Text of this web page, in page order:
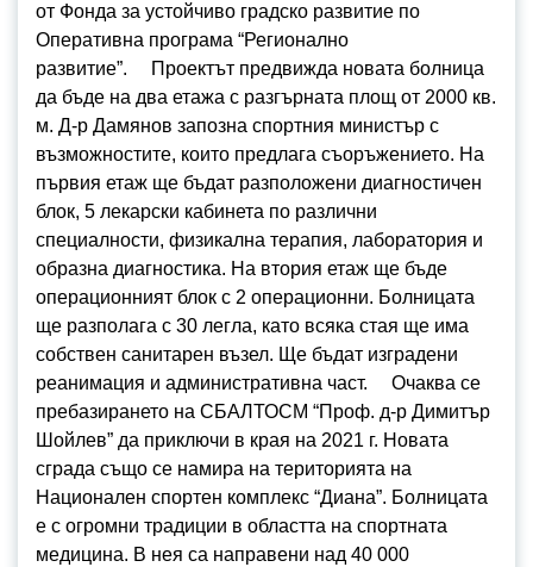
от Фонда за устойчиво градско развитие по
Оперативна програма “Регионално
развитие”. Проектът предвижда новата болница
да бъде на два етажа с разгърната площ от 2000 кв.
м. Д-р Дамянов запозна спортния министър с
възможностите, които предлага съоръжението. На
първия етаж ще бъдат разположени диагностичен
блок, 5 лекарски кабинета по различни
специалности, физикална терапия, лаборатория и
образна диагностика. На втория етаж ще бъде
операционният блок с 2 операционни. Болницата
ще разполага с 30 легла, като всяка стая ще има
собствен санитарен възел. Ще бъдат изградени
реанимация и административна част. Очаква се
пребазирането на СБАЛТОСМ “Проф. д-р Димитър
Шойлев” да приключи в края на 2021 г. Новата
сграда също се намира на територията на
Национален спортен комплекс “Диана”. Болницата
е с огромни традиции в областта на спортната
медицина. В нея са направени над 40 000